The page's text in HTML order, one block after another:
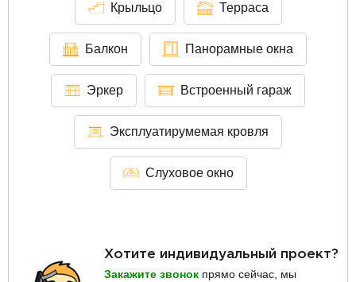
Крыльцо Терраса
Балкон Панорамные окна
Эркер Встроенный гараж
Эксплуатирумемая кровля
Слуховое окно
Хотите индивидуальный проект?
Закажите звонок прямо сейчас, мы